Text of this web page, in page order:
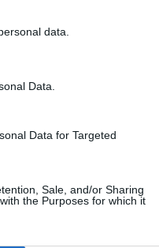
data.
Data.
Data for Targeted
Sale, and/or Sharing
the Purposes for which it
fa
Sacasa
il tema
fatto